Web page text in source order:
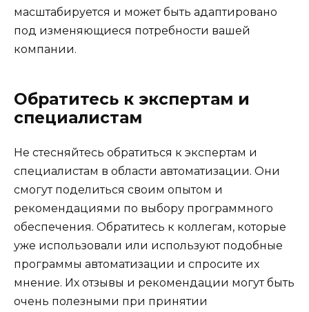
масштабируется и может быть адаптировано
под изменяющиеся потребности вашей
компании.
Обратитесь к экспертам и
специалистам
Не стесняйтесь обратиться к экспертам и
специалистам в области автоматизации. Они
смогут поделиться своим опытом и
рекомендациями по выбору программного
обеспечения. Обратитесь к коллегам, которые
уже использовали или используют подобные
программы автоматизации и спросите их
мнение. Их отзывы и рекомендации могут быть
очень полезными при принятии